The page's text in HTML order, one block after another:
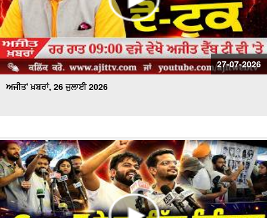
27-07-2026
ਅਜੀਤ' ਖ਼ਬਰਾਂ, 26 ਜੁਲਾਈ 2026